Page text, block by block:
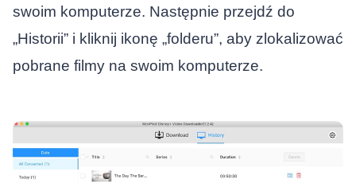
swoim komputerze. Następnie przejdź do
„Historii” i kliknij ikonę „folderu”, aby zlokalizować
pobrane filmy na swoim komputerze.